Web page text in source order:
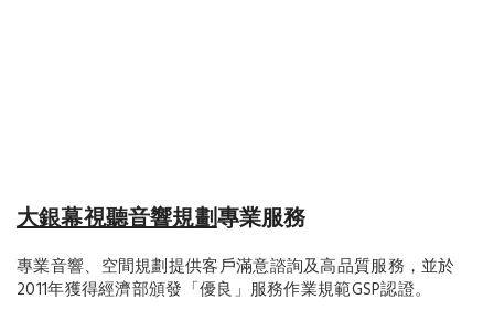
大銀幕視聽音響規劃專業服務
專業音響、空間規劃提供客戶滿意諮詢及高品質服務，並於
2011年獲得經濟部頒發「優良」服務作業規範GSP認證。